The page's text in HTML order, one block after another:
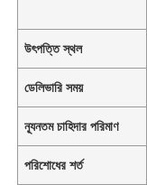
উৎপত্তি স্থল
ডেলিভারি সময়
ন্যূনতম চাহিদার পরিমাণ
পরিশোধের শর্ত